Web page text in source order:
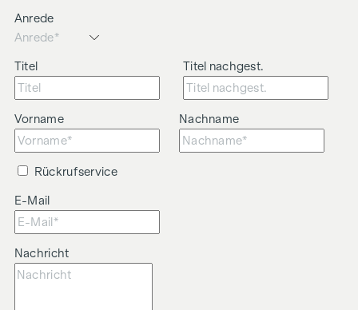
Anrede
Titel Titel nachgest.
Vorname Nachname
Rückrufservice
E-Mail
Nachricht